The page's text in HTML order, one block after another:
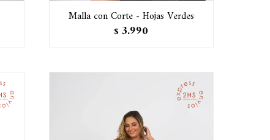
Malla con Corte - Hojas Verdes
$ 3.990